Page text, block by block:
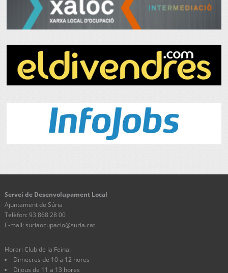
Servei de Desenvolupament Local
Ajuntament de Súria
Telèfon: 93 868 28 00
E-mail: suriaocupacio@suria.cat
Horari Club de la Feina:
Dimecres de 10 a 12 hores
Dijous de 11 a 13 hores